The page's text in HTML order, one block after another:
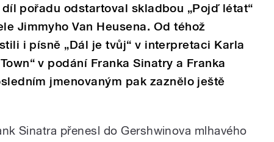
pořadu odstartoval skladbou „Pojď létat“
Jimmyho Van Heusena. Od téhož
i písně „Dál je tvůj“ v interpretaci Karla
v podání Franka Sinatry a Franka
jmenovaným pak zaznělo ještě
Sinatra přenesl do Gershwinova mlhavého